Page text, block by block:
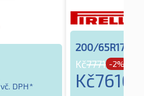
vč. DPH*
200/65R17
Kč7771 -2%
Kč7616